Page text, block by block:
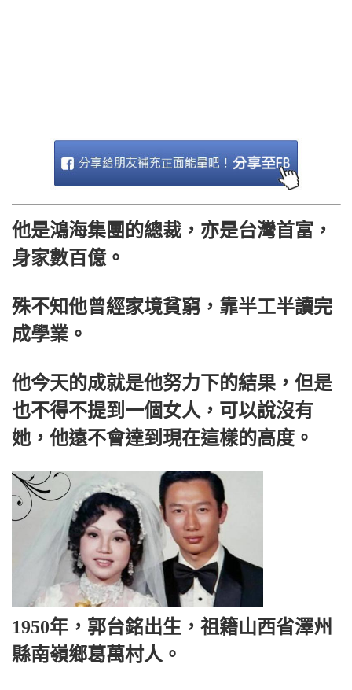
他是鴻海集團的總裁，亦是台灣首富，
身家數百億。
殊不知他曾經家境貧窮，靠半工半讀完
成學業。
他今天的成就是他努力下的結果，但是
也不得不提到一個女人，可以說沒有
她，他遠不會達到現在這樣的高度。
1950年，郭台銘出生，祖籍山西省澤州
縣南嶺鄉葛萬村人。